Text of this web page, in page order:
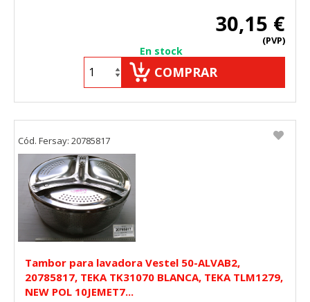
30,15 €
(PVP)
En stock
COMPRAR
Tambor para lavadora Vestel 50-ALVAB2,
20785817, TEKA TK31070 BLANCA, TEKA TLM1279,
NEW POL 10JEMET7...
Cód. Fersay: 20785817